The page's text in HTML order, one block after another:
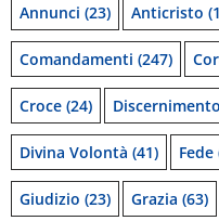
Annunci (23) Anticristo
Comandamenti (247)
Croce (24) Discernimento
Divina Volontà (41) Fede
Giudizio (23) Grazia (63)